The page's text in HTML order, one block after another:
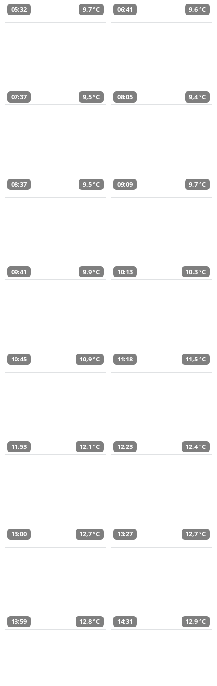
05:32 9,7 °C 06:41 9,6 °C
07:37 9,5 °C 08:05 9,4 °C
08:37 9,5 °C 09:09 9,7 °C
09:41 9,9 °C 10:13 10,3 °C
10:45 10,9 °C 11:18 11,5 °C
11:53 12,1 °C 12:23 12,4 °C
13:00 12,7 °C 13:27 12,7 °C
13:59 12,8 °C 14:31 12,9 °C